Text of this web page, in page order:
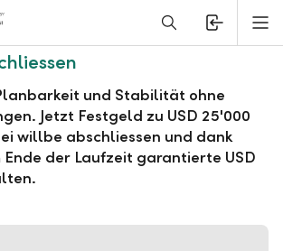
zu USD 25'000 für 6
und Stabilität ohne
Jetzt Festgeld zu USD 25'000
willbe abschliessen und dank
Ende der Laufzeit garantierte USD